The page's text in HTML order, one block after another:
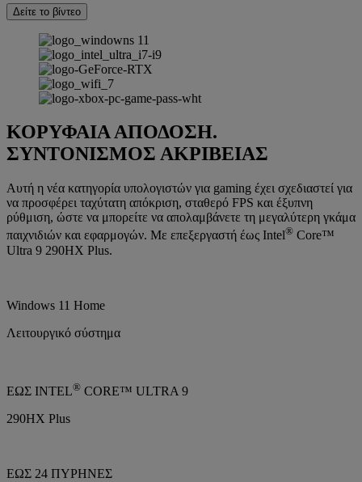
Δείτε το βίντεο
ΚΟΡΥΦΑΙΑ ΑΠΟΔΟΣΗ.
ΣΥΝΤΟΝΙΣΜΟΣ ΑΚΡΙΒΕΙΑΣ
Αυτή η νέα κατηγορία υπολογιστών για gaming έχει σχεδιαστεί για
να προσφέρει ταχύτατη απόκριση, σταθερό FPS και έξυπνη
ρύθμιση, ώστε να μπορείτε να απολαμβάνετε τη μεγαλύτερη γκάμα
παιχνιδιών και εφαρμογών. Με επεξεργαστή έως Intel® Core™
Ultra 9 290HX Plus.
Windows 11 Home
Λειτουργικό σύστημα
ΕΩΣ INTEL® CORE™ ULTRA 9
290HX Plus
ΕΩΣ 24 ΠΥΡΗΝΕΣ